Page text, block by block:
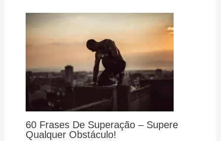
60 Frases De Superação – Supere
Qualquer Obstáculo!